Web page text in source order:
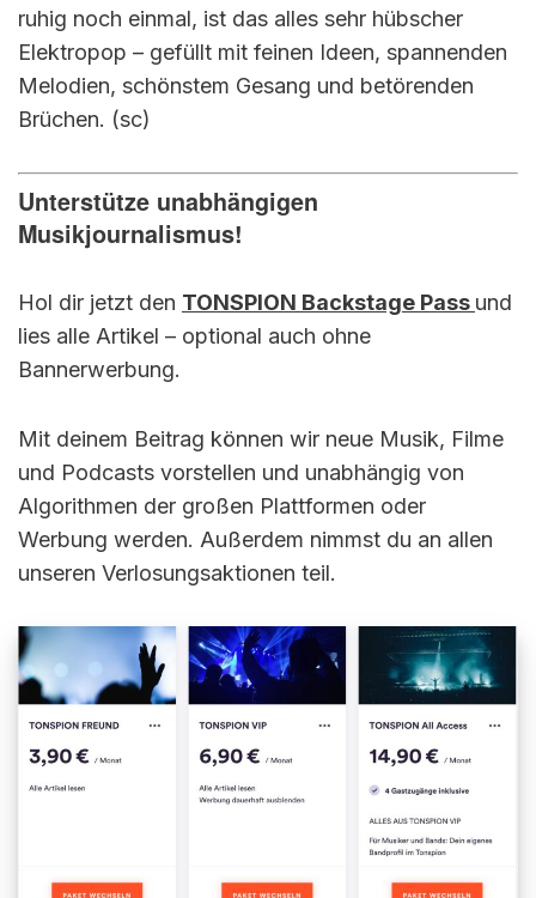
ruhig noch einmal, ist das alles sehr hübscher
Elektropop – gefüllt mit feinen Ideen, spannenden
Melodien, schönstem Gesang und betörenden
Brüchen. (sc)
Unterstütze unabhängigen
Musikjournalismus!
Hol dir jetzt den TONSPION Backstage Pass und
lies alle Artikel – optional auch ohne
Bannerwerbung.
Mit deinem Beitrag können wir neue Musik, Filme
und Podcasts vorstellen und unabhängig von
Algorithmen der großen Plattformen oder
Werbung werden. Außerdem nimmst du an allen
unseren Verlosungsaktionen teil.